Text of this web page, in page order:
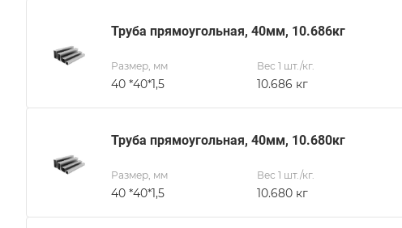
Труба прямоугольная, 40мм, 10.686кг
Размер, мм
40 *40*1,5
Вес 1 шт./кг.
10.686 кг
Труба прямоугольная, 40мм, 10.680кг
Размер, мм
40 *40*1,5
Вес 1 шт./кг.
10.680 кг